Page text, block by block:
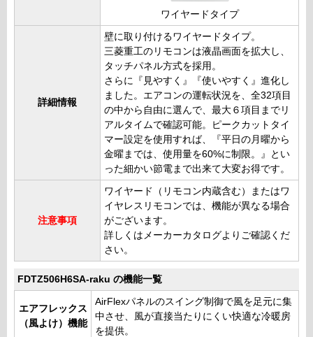
ワイヤードタイプ
詳細情報
壁に取り付けるワイヤードタイプ。
三菱重工のリモコンは液晶画面を拡大し、
タッチパネル方式を採用。
さらに『見やすく』『使いやすく』進化し
ました。エアコンの運転状況を、全32項目
の中から自由に選んで、最大６項目までリ
アルタイムで確認可能。ピークカットタイ
マー設定を使用すれば、『平日の月曜から
金曜までは、使用量を60%に制限。』とい
った細かい節電まで出来て大変お得です。
注意事項
ワイヤード（リモコン内蔵含む）またはワ
イヤレスリモコンでは、機能が異なる場合
がございます。
詳しくはメーカーカタログよりご確認くだ
さい。
FDTZ506H6SA-raku の機能一覧
エアフレックス
（風よけ）機能
AirFlexパネルのスイング制御で風を足元に集
中させ、風が直接当たりにくい快適な冷暖房
を提供。